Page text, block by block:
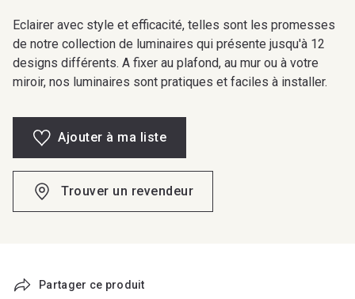
Eclairer avec style et efficacité, telles sont les promesses
de notre collection de luminaires qui présente jusqu'à 12
designs différents. A fixer au plafond, au mur ou à votre
miroir, nos luminaires sont pratiques et faciles à installer.
Ajouter à ma liste
Trouver un revendeur
Partager ce produit